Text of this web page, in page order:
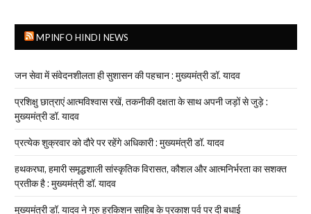
MPINFO HINDI NEWS
जन सेवा में संवेदनशीलता ही सुशासन की पहचान : मुख्यमंत्री डॉ. यादव
प्रशिक्षु छात्राएं आत्मविश्वास रखें, तकनीकी दक्षता के साथ अपनी जड़ों से जुड़े :
मुख्यमंत्री डॉ. यादव
प्रत्येक शुक्रवार को दौरे पर रहेंगे अधिकारी : मुख्यमंत्री डॉ. यादव
हथकरघा, हमारी समृद्धशाली सांस्कृतिक विरासत, कौशल और आत्मनिर्भरता का सशक्त
प्रतीक है : मुख्यमंत्री डॉ. यादव
मुख्यमंत्री डॉ. यादव ने गुरु हरकिशन साहिब के प्रकाश पर्व पर दी बधाई